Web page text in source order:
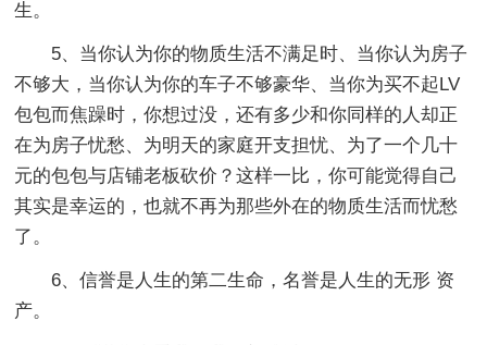
生。
5、当你认为你的物质生活不满足时、当你认为房子
不够大，当你认为你的车子不够豪华、当你为买不起LV
包包而焦躁时，你想过没，还有多少和你同样的人却正
在为房子忧愁、为明天的家庭开支担忧、为了一个几十
元的包包与店铺老板砍价？这样一比，你可能觉得自己
其实是幸运的，也就不再为那些外在的物质生活而忧愁
了。
6、信誉是人生的第二生命，名誉是人生的无形 资
产。